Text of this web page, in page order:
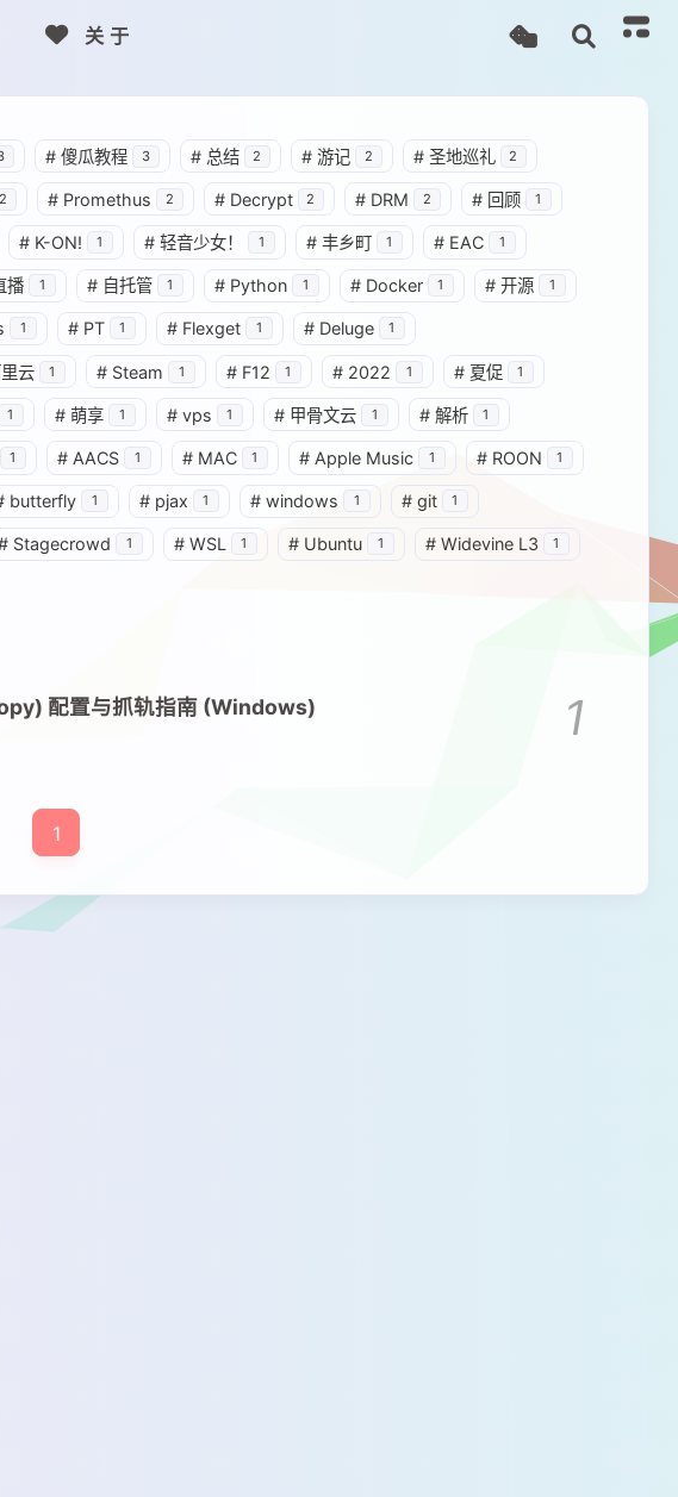
关于
# 傻瓜教程 3 # 总结 2 # 游记 2 # 圣地巡礼 2
2 # Promethus 2 # Decrypt 2 # DRM 2 # 回顾 1
# K-ON! 1 # 轻音少女！ 1 # 丰乡町 1 # EAC 1
播 1 # 自托管 1 # Python 1 # Docker 1 # 开源 1
1 # PT 1 # Flexget 1 # Deluge 1
云 1 # Steam 1 # F12 1 # 2022 1 # 夏促 1
1 # 萌享 1 # vps 1 # 甲骨文云 1 # 解析 1
1 # AACS 1 # MAC 1 # Apple Music 1 # ROON 1
butterfly 1 # pjax 1 # windows 1 # git 1
Stagecrowd 1 # WSL 1 # Ubuntu 1 # Widevine L3 1
配置与抓轨指南 (Windows) 1
1